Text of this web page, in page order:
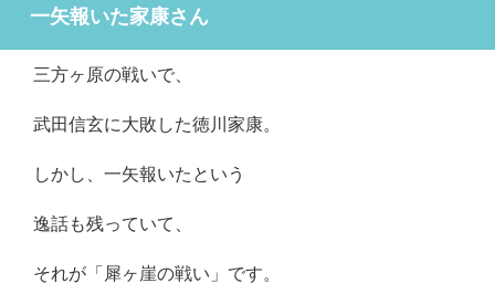
一矢報いた家康さん
三方ヶ原の戦いで、
武田信玄に大敗した徳川家康。
しかし、一矢報いたという
逸話も残っていて、
それが「犀ヶ崖の戦い」です。